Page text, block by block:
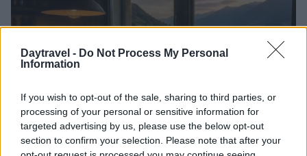
Daytravel - Do Not Process My Personal
Information
If you wish to opt-out of the sale, sharing to third parties, or
processing of your personal or sensitive information for
targeted advertising by us, please use the below opt-out
section to confirm your selection. Please note that after your